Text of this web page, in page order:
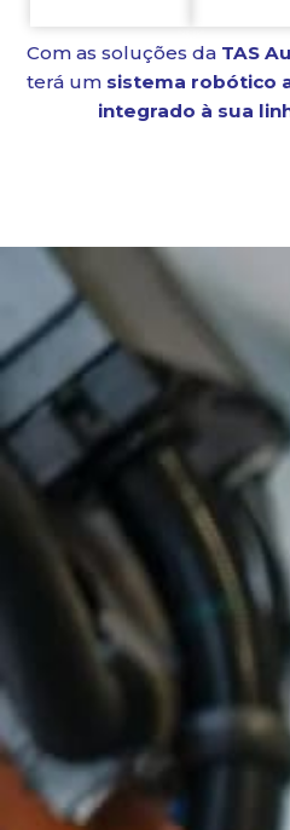
Com as soluções da TAS
terá um sistema robótico
integrado à sua